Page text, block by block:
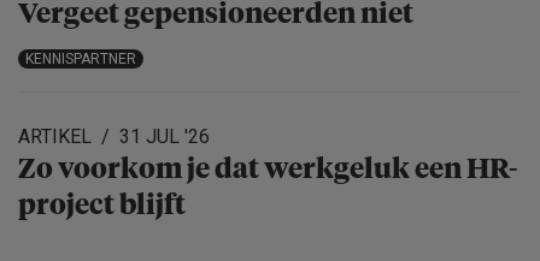
Vergeet gepensio­neerden niet
KENNISPARTNER
ARTIKEL 31 JUL '26
Zo voorkom je dat werkgeluk een HR-
project blijft